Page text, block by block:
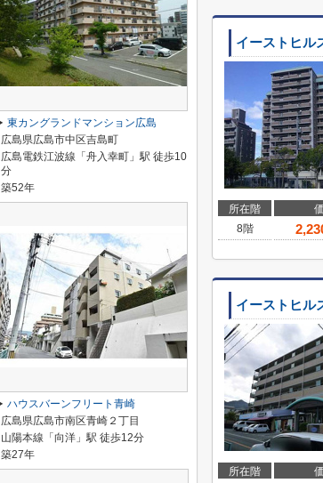
イーストヒル
所在階
8階
イーストヒル
所在階
東カングランドマンション広島
広島県広島市中区吉島町
広島電鉄江波線「舟入幸町」駅 徒歩10
分
築52年
ハウスバーンフリート青崎
広島県広島市南区青崎２丁目
山陽本線「向洋」駅 徒歩12分
築27年